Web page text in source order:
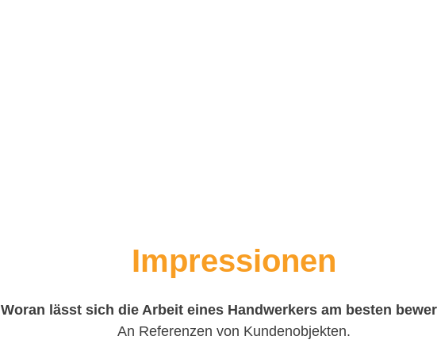
Impressionen
Woran lässt sich die Arbeit eines Handwerkers am besten
An Referenzen von Kundenobjekten.